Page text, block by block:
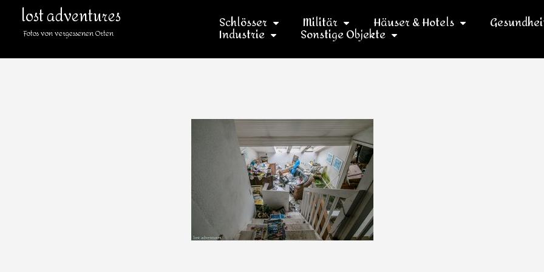
lost adventures
Fotos von vergessenen Orten Schlösser Militär Häuser & Hotels
Industrie Sonstige Objekte